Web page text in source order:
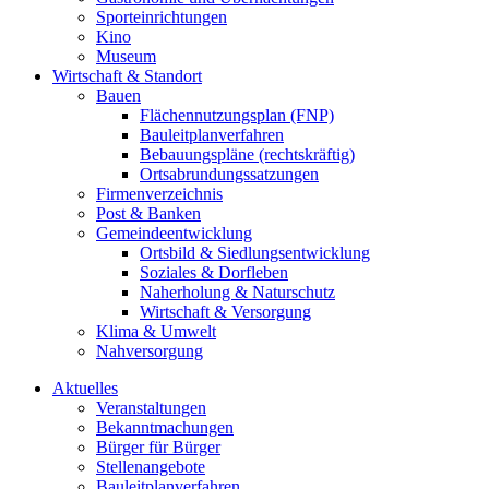
Sporteinrichtungen
Kino
Museum
Wirtschaft & Standort
Bauen
Flächennutzungsplan (FNP)
Bauleitplanverfahren
Bebauungspläne (rechtskräftig)
Ortsabrundungssatzungen
Firmenverzeichnis
Post & Banken
Gemeindeentwicklung
Ortsbild & Siedlungsentwicklung
Soziales & Dorfleben
Naherholung & Naturschutz
Wirtschaft & Versorgung
Klima & Umwelt
Nahversorgung
Aktuelles
Veranstaltungen
Bekanntmachungen
Bürger für Bürger
Stellenangebote